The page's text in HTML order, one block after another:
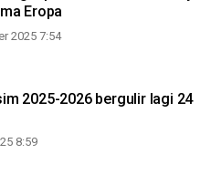
Eropa
2025 7:54
2025-2026 bergulir lagi 24
8:59